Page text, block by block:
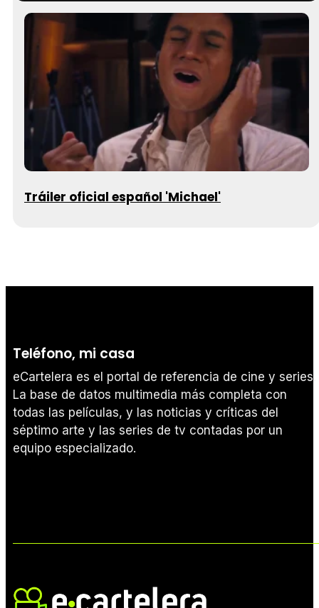
Tráiler oficial español 'Michael'
Teléfono, mi casa
eCartelera es el portal de referencia de cine y series.
La base de datos multimedia más completa con
todas las películas, y las noticias y críticas del
séptimo arte y las series de tv contadas por un
equipo especializado.